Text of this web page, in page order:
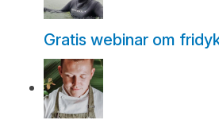
Gratis webinar om